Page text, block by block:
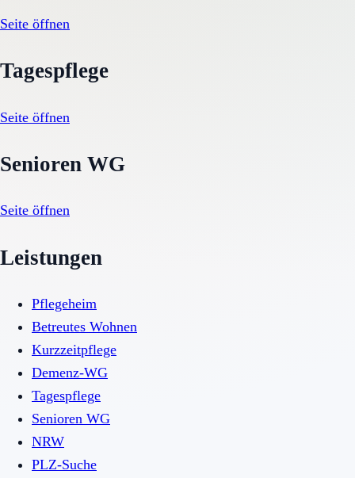
Seite öffnen
Tagespflege
Seite öffnen
Senioren WG
Seite öffnen
Leistungen
Pflegeheim
Betreutes Wohnen
Kurzzeitpflege
Demenz-WG
Tagespflege
Senioren WG
NRW
PLZ-Suche